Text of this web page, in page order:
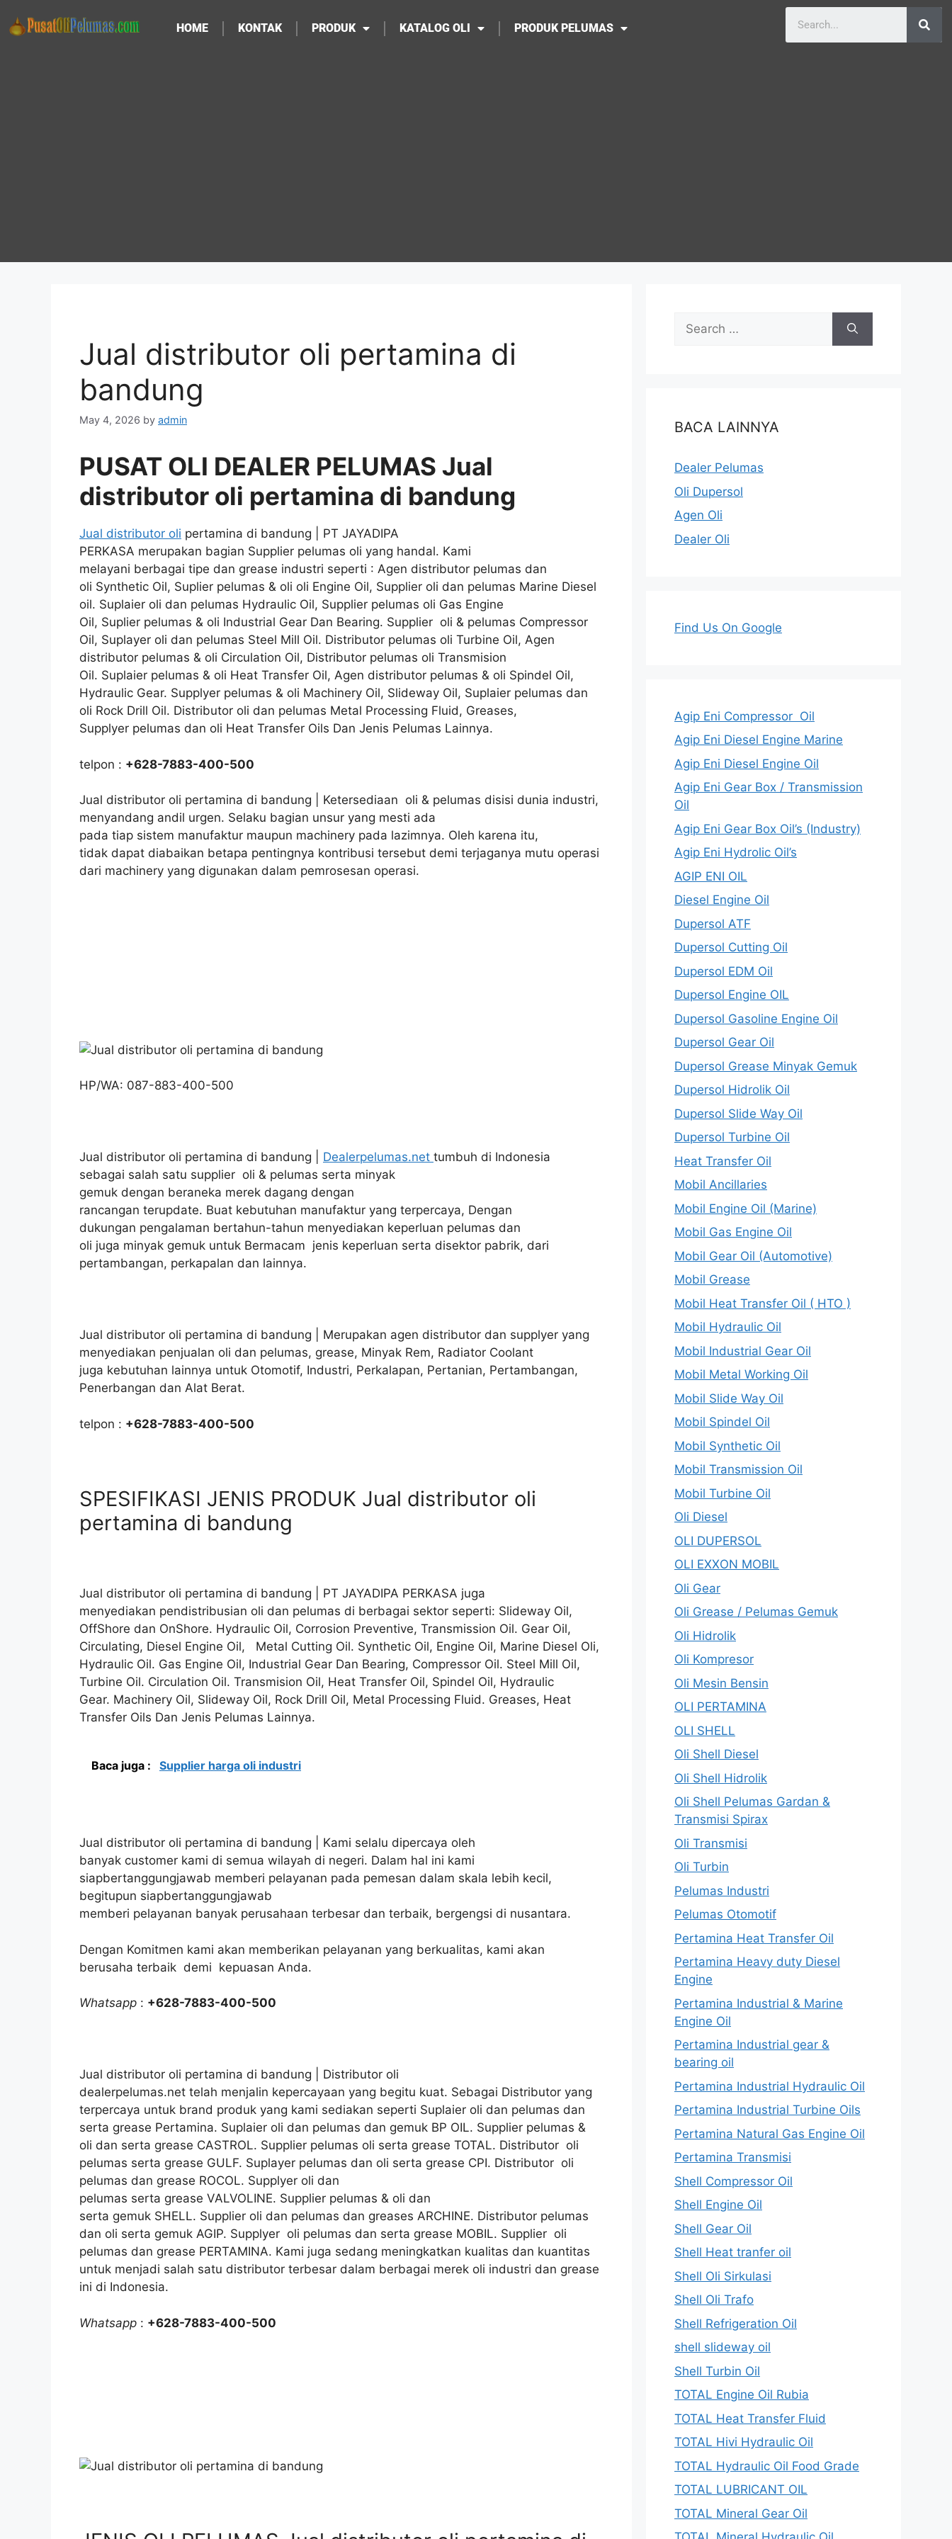
HOME KONTAK PRODUK KATALOG OLI PRODUK PELUMAS
Jual distributor oli pertamina di
bandung
May 4, 2026 by admin
PUSAT OLI DEALER PELUMAS Jual
distributor oli pertamina di bandung
Jual distributor oli pertamina di bandung | PT JAYADIPA
PERKASA merupakan bagian Supplier pelumas oli yang handal. Kami
melayani berbagai tipe dan grease industri seperti : Agen distributor pelumas dan
oli Synthetic Oil, Suplier pelumas & oli oli Engine Oil, Supplier oli dan pelumas Marine Diesel
oil. Suplaier oli dan pelumas Hydraulic Oil, Supplier pelumas oli Gas Engine
Oil, Suplier pelumas & oli Industrial Gear Dan Bearing. Supplier oli & pelumas Compressor
Oil, Suplayer oli dan pelumas Steel Mill Oil. Distributor pelumas oli Turbine Oil, Agen
distributor pelumas & oli Circulation Oil, Distributor pelumas oli Transmision
Oil. Suplaier pelumas & oli Heat Transfer Oil, Agen distributor pelumas & oli Spindel Oil,
Hydraulic Gear. Supplyer pelumas & oli Machinery Oil, Slideway Oil, Suplaier pelumas dan
oli Rock Drill Oil. Distributor oli dan pelumas Metal Processing Fluid, Greases,
Supplyer pelumas dan oli Heat Transfer Oils Dan Jenis Pelumas Lainnya.
telpon : +628-7883-400-500
Jual distributor oli pertamina di bandung | Ketersediaan oli & pelumas disisi dunia industri,
menyandang andil urgen. Selaku bagian unsur yang mesti ada
pada tiap sistem manufaktur maupun machinery pada lazimnya. Oleh karena itu,
tidak dapat diabaikan betapa pentingnya kontribusi tersebut demi terjaganya mutu operasi
dari machinery yang digunakan dalam pemrosesan operasi.
HP/WA: 087-883-400-500
Jual distributor oli pertamina di bandung | Dealerpelumas.net tumbuh di Indonesia
sebagai salah satu supplier oli & pelumas serta minyak
gemuk dengan beraneka merek dagang dengan
rancangan terupdate. Buat kebutuhan manufaktur yang terpercaya, Dengan
dukungan pengalaman bertahun-tahun menyediakan keperluan pelumas dan
oli juga minyak gemuk untuk Bermacam jenis keperluan serta disektor pabrik, dari
pertambangan, perkapalan dan lainnya.
Jual distributor oli pertamina di bandung | Merupakan agen distributor dan supplyer yang
menyediakan penjualan oli dan pelumas, grease, Minyak Rem, Radiator Coolant
juga kebutuhan lainnya untuk Otomotif, Industri, Perkalapan, Pertanian, Pertambangan,
Penerbangan dan Alat Berat.
telpon : +628-7883-400-500
SPESIFIKASI JENIS PRODUK Jual distributor oli
pertamina di bandung
Jual distributor oli pertamina di bandung | PT JAYADIPA PERKASA juga
menyediakan pendistribusian oli dan pelumas di berbagai sektor seperti: Slideway Oil,
OffShore dan OnShore. Hydraulic Oil, Corrosion Preventive, Transmission Oil. Gear Oil,
Circulating, Diesel Engine Oil, Metal Cutting Oil. Synthetic Oil, Engine Oil, Marine Diesel Oli,
Hydraulic Oil. Gas Engine Oil, Industrial Gear Dan Bearing, Compressor Oil. Steel Mill Oil,
Turbine Oil. Circulation Oil. Transmision Oil, Heat Transfer Oil, Spindel Oil, Hydraulic
Gear. Machinery Oil, Slideway Oil, Rock Drill Oil, Metal Processing Fluid. Greases, Heat
Transfer Oils Dan Jenis Pelumas Lainnya.
Baca juga : Supplier harga oli industri
Jual distributor oli pertamina di bandung | Kami selalu dipercaya oleh
banyak customer kami di semua wilayah di negeri. Dalam hal ini kami
siapbertanggungjawab memberi pelayanan pada pemesan dalam skala lebih kecil,
begitupun siapbertanggungjawab
memberi pelayanan banyak perusahaan terbesar dan terbaik, bergengsi di nusantara.
Dengan Komitmen kami akan memberikan pelayanan yang berkualitas, kami akan
berusaha terbaik demi kepuasan Anda.
Whatsapp : +628-7883-400-500
Jual distributor oli pertamina di bandung | Distributor oli
dealerpelumas.net telah menjalin kepercayaan yang begitu kuat. Sebagai Distributor yang
terpercaya untuk brand produk yang kami sediakan seperti Suplaier oli dan pelumas dan
serta grease Pertamina. Suplaier oli dan pelumas dan gemuk BP OIL. Supplier pelumas &
oli dan serta grease CASTROL. Supplier pelumas oli serta grease TOTAL. Distributor oli
pelumas serta grease GULF. Suplayer pelumas dan oli serta grease CPI. Distributor oli
pelumas dan grease ROCOL. Supplyer oli dan
pelumas serta grease VALVOLINE. Supplier pelumas & oli dan
serta gemuk SHELL. Supplier oli dan pelumas dan greases ARCHINE. Distributor pelumas
dan oli serta gemuk AGIP. Supplyer oli pelumas dan serta grease MOBIL. Supplier oli
pelumas dan grease PERTAMINA. Kami juga sedang meningkatkan kualitas dan kuantitas
untuk menjadi salah satu distributor terbesar dalam berbagai merek oli industri dan grease
ini di Indonesia.
Whatsapp : +628-7883-400-500
BACA LAINNYA
Dealer Pelumas
Oli Dupersol
Agen Oli
Dealer Oli
Find Us On Google
Agip Eni Compressor Oil
Agip Eni Diesel Engine Marine
Agip Eni Diesel Engine Oil
Agip Eni Gear Box / Transmission
Oil
Agip Eni Gear Box Oil’s (Industry)
Agip Eni Hydrolic Oil’s
AGIP ENI OIL
Diesel Engine Oil
Dupersol ATF
Dupersol Cutting Oil
Dupersol EDM Oil
Dupersol Engine OIL
Dupersol Gasoline Engine Oil
Dupersol Gear Oil
Dupersol Grease Minyak Gemuk
Dupersol Hidrolik Oil
Dupersol Slide Way Oil
Dupersol Turbine Oil
Heat Transfer Oil
Mobil Ancillaries
Mobil Engine Oil (Marine)
Mobil Gas Engine Oil
Mobil Gear Oil (Automotive)
Mobil Grease
Mobil Heat Transfer Oil ( HTO )
Mobil Hydraulic Oil
Mobil Industrial Gear Oil
Mobil Metal Working Oil
Mobil Slide Way Oil
Mobil Spindel Oil
Mobil Synthetic Oil
Mobil Transmission Oil
Mobil Turbine Oil
Oli Diesel
OLI DUPERSOL
OLI EXXON MOBIL
Oli Gear
Oli Grease / Pelumas Gemuk
Oli Hidrolik
Oli Kompresor
Oli Mesin Bensin
OLI PERTAMINA
OLI SHELL
Oli Shell Diesel
Oli Shell Hidrolik
Oli Shell Pelumas Gardan &
Transmisi Spirax
Oli Transmisi
Oli Turbin
Pelumas Industri
Pelumas Otomotif
Pertamina Heat Transfer Oil
Pertamina Heavy duty Diesel
Engine
Pertamina Industrial & Marine
Engine Oil
Pertamina Industrial gear &
bearing oil
Pertamina Industrial Hydraulic Oil
Pertamina Industrial Turbine Oils
Pertamina Natural Gas Engine Oil
Pertamina Transmisi
Shell Compressor Oil
Shell Engine Oil
Shell Gear Oil
Shell Heat tranfer oil
Shell Oli Sirkulasi
Shell Oli Trafo
Shell Refrigeration Oil
shell slideway oil
Shell Turbin Oil
TOTAL Engine Oil Rubia
TOTAL Heat Transfer Fluid
TOTAL Hivi Hydraulic Oil
TOTAL Hydraulic Oil Food Grade
TOTAL LUBRICANT OIL
TOTAL Mineral Gear Oil